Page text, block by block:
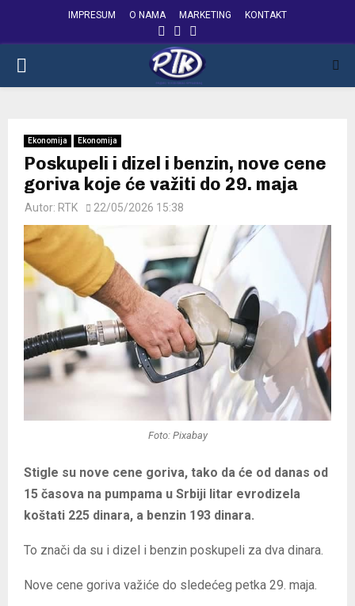
IMPRESUM O NAMA MARKETING KONTAKT
FACEBOOK
INSTAGRAM
PRIMARY
Ekonomija Ekonomija
Poskupeli i dizel i benzin, nove cene
goriva koje će važiti do 29. maja
Autor: RTK 22/05/2026 15:38
Foto: Pixabay
Stigle su nove cene goriva, tako da će od danas od
15 časova na pumpama u Srbiji litar evrodizela
koštati 225 dinara, a benzin 193 dinara.
To znači da su i dizel i benzin poskupeli za dva dinara.
Nove cene goriva važiće do sledećeg petka 29. maja.